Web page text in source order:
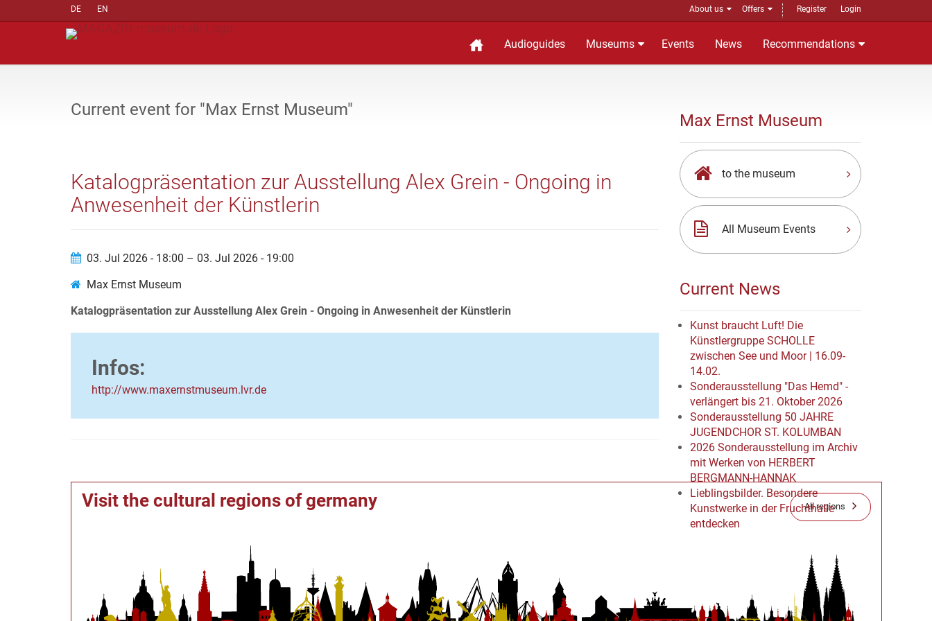
DE EN About us Offers Register Login
Audioguides Museums Events News Recommendations
Current event for "Max Ernst Museum"
Katalogpräsentation zur Ausstellung Alex Grein - Ongoing in
Anwesenheit der Künstlerin
03. Jul 2026 - 18:00 – 03. Jul 2026 - 19:00
Max Ernst Museum
Katalogpräsentation zur Ausstellung Alex Grein - Ongoing in Anwesenheit der Künstlerin
Infos:
http://www.maxernstmuseum.lvr.de
Visit the cultural regions of germany All regions
Max Ernst Museum
to the museum
All Museum Events
Current News
Kunst braucht Luft! Die
Künstlergruppe SCHOLLE
zwischen See und Moor | 16.09-
14.02.
Sonderausstellung "Das Hemd" -
verlängert bis 21. Oktober 2026
Sonderausstellung 50 JAHRE
JUGENDCHOR ST. KOLUMBAN
2026 Sonderausstellung im Archiv
mit Werken von HERBERT
BERGMANN-HANNAK
Lieblingsbilder. Besondere
Kunstwerke in der Fruchthalle
entdecken